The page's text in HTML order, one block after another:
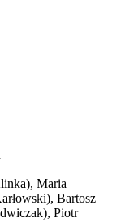
Maria
Bartosz
Piotr